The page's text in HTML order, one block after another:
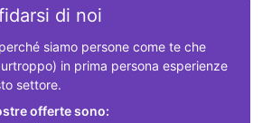
di noi
siamo persone come te che
in prima persona esperienze
settore.
offerte sono: